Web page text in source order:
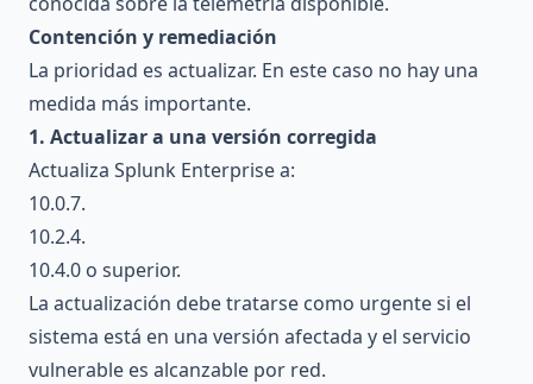
Contención y remediación
La prioridad es actualizar. En este caso no hay una
medida más importante.
1. Actualizar a una versión corregida
Actualiza Splunk Enterprise a:
10.0.7.
10.2.4.
10.4.0 o superior.
La actualización debe tratarse como urgente si el
sistema está en una versión afectada y el servicio
vulnerable es alcanzable por red.